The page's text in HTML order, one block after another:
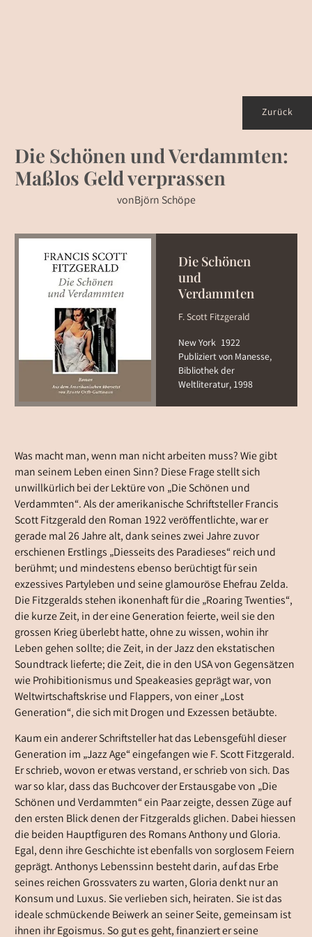
Zurück
Die Schönen und Verdammten:
Maßlos Geld verprassen
vonBjörn Schöpe
Die Schönen
und
Verdammten
F. Scott Fitzgerald
New York 1922
Publiziert von Manesse,
Bibliothek der
Weltliteratur, 1998
Was macht man, wenn man nicht arbeiten muss? Wie gibt
man seinem Leben einen Sinn? Diese Frage stellt sich
unwillkürlich bei der Lektüre von „Die Schönen und
Verdammten“. Als der amerikanische Schriftsteller Francis
Scott Fitzgerald den Roman 1922 veröffentlichte, war er
gerade mal 26 Jahre alt, dank seines zwei Jahre zuvor
erschienen Erstlings „Diesseits des Paradieses“ reich und
berühmt; und mindestens ebenso berüchtigt für sein
exzessives Partyleben und seine glamouröse Ehefrau Zelda.
Die Fitzgeralds stehen ikonenhaft für die „Roaring Twenties“,
die kurze Zeit, in der eine Generation feierte, weil sie den
grossen Krieg überlebt hatte, ohne zu wissen, wohin ihr
Leben gehen sollte; die Zeit, in der Jazz den ekstatischen
Soundtrack lieferte; die Zeit, die in den USA von Gegensätzen
wie Prohibitionismus und Speakeasies geprägt war, von
Weltwirtschaftskrise und Flappers, von einer „Lost
Generation“, die sich mit Drogen und Exzessen betäubte.
Kaum ein anderer Schriftsteller hat das Lebensgefühl dieser
Generation im „Jazz Age“ eingefangen wie F. Scott Fitzgerald.
Er schrieb, wovon er etwas verstand, er schrieb von sich. Das
war so klar, dass das Buchcover der Erstausgabe von „Die
Schönen und Verdammten“ ein Paar zeigte, dessen Züge auf
den ersten Blick denen der Fitzgeralds glichen. Dabei hiessen
die beiden Hauptfiguren des Romans Anthony und Gloria.
Egal, denn ihre Geschichte ist ebenfalls von sorglosem Feiern
geprägt. Anthonys Lebenssinn besteht darin, auf das Erbe
seines reichen Grossvaters zu warten, Gloria denkt nur an
Konsum und Luxus. Sie verlieben sich, heiraten. Sie ist das
ideale schmückende Beiwerk an seiner Seite, gemeinsam ist
ihnen ihr Egoismus. So gut es geht, finanziert er seine